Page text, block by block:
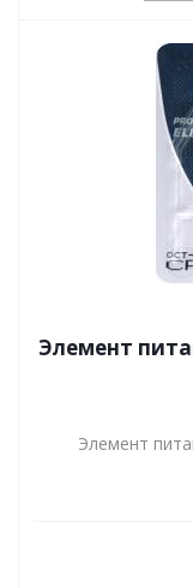
Элемент
Элемент